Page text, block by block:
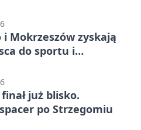
Mokrzeszów zyskają
do sportu i
już blisko.
po Strzegomiu